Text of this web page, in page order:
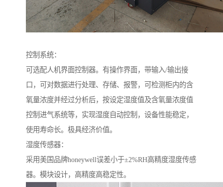
控制系统：
可选配人机界面控制器。有操作界面，带输入/输出接
口，可对数据进行处理、存储、报警，可检测柜内的含
氧量浓度并经过分析后，按设定湿度值及含氧量浓度值
控制进气系统等，实现湿度自动控制，设备性能稳定，
使用寿命长。极具经济价值。
湿度传感器：
采用美国品牌honeywell误差小于±2%RH高精度湿度传感
器。模块设计，高精度高稳定性。